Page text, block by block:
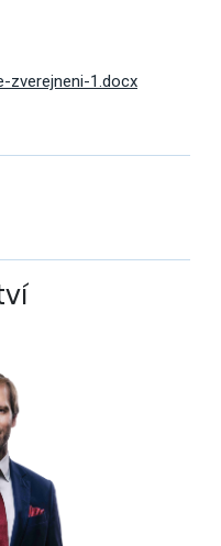
zverejneni-1.docx